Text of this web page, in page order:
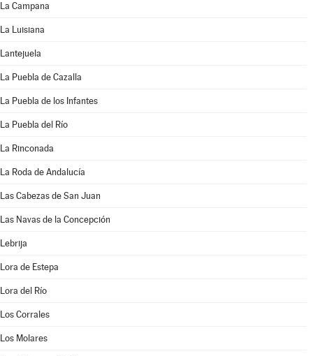
La Campana
La Luisiana
Lantejuela
La Puebla de Cazalla
La Puebla de los Infantes
La Puebla del Río
La Rinconada
La Roda de Andalucía
Las Cabezas de San Juan
Las Navas de la Concepción
Lebrija
Lora de Estepa
Lora del Río
Los Corrales
Los Molares